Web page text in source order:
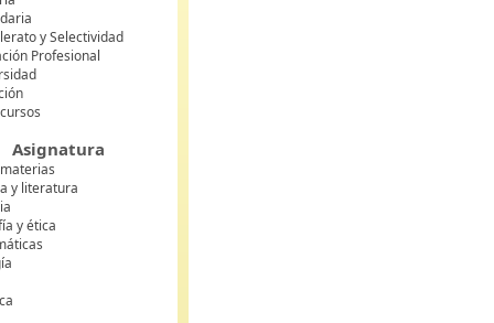
y Selectividad
Profesional
Asignatura
y literatura
y ética